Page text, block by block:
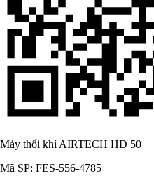
Máy thổi khí AIRTECH HD 50
Mã SP: FES-556-4785